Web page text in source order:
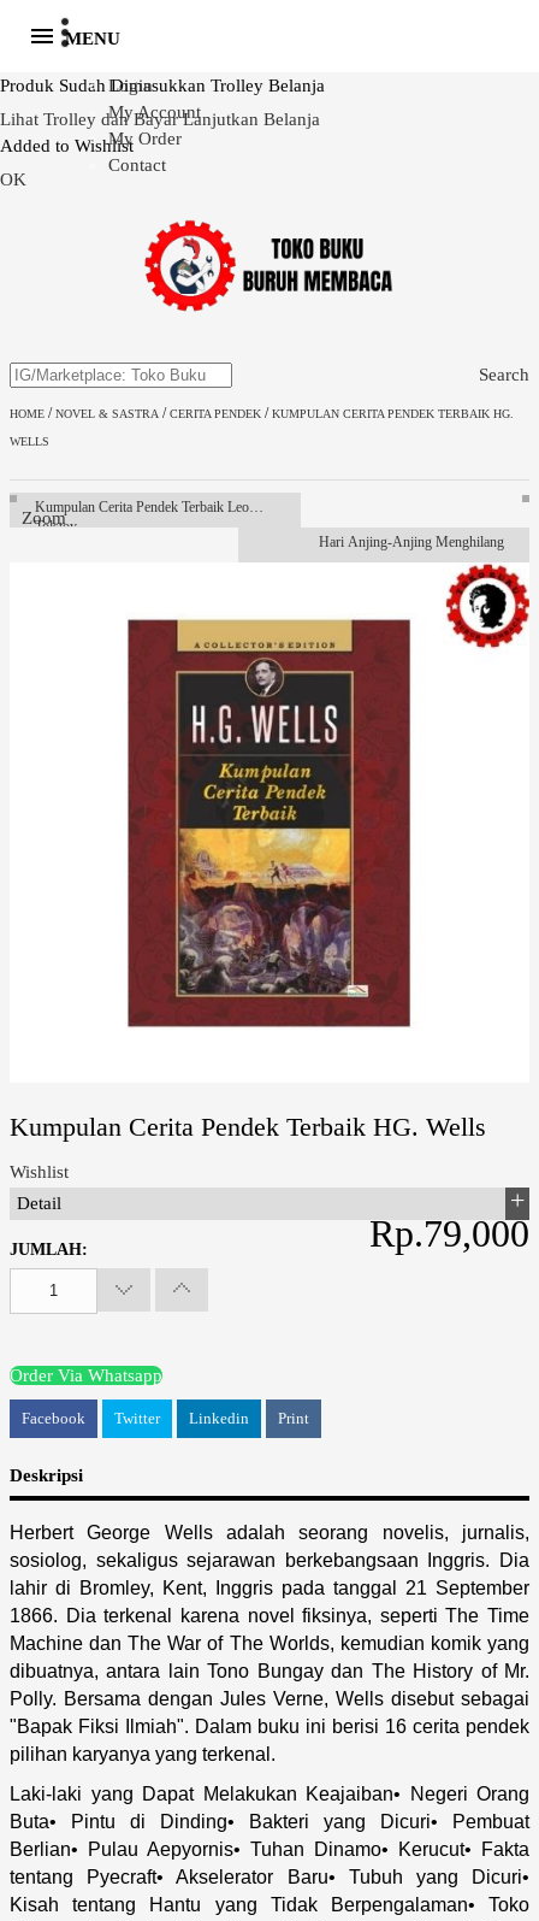
Produk Sudah Dimasukkan Trolley Belanja
Lihat Trolley dan Bayar Lanjutkan Belanja
Added to Wishlist
OK
MENU
Login
My Account
My Order
Contact
Search
HOME /NOVEL & SASTRA /CERITA PENDEK /KUMPULAN CERITA PENDEK TERBAIK HG.
WELLS
Kumpulan Cerita Pendek Terbaik Leo
Tolstoy
Hari Anjing-Anjing Menghilang
Zoom
Kumpulan Cerita Pendek Terbaik HG. Wells
Wishlist
Detail
Rp.79,000
JUMLAH:
Order Via Whatsapp
Facebook Twitter Linkedin Print
Deskripsi
Herbert George Wells adalah seorang novelis, jurnalis,
sosiolog, sekaligus sejarawan berkebangsaan Inggris. Dia
lahir di Bromley, Kent, Inggris pada tanggal 21 September
1866. Dia terkenal karena novel fiksinya, seperti The Time
Machine dan The War of The Worlds, kemudian komik yang
dibuatnya, antara lain Tono Bungay dan The History of Mr.
Polly. Bersama dengan Jules Verne, Wells disebut sebagai
"Bapak Fiksi Ilmiah". Dalam buku ini berisi 16 cerita pendek
pilihan karyanya yang terkenal.
Laki-laki yang Dapat Melakukan Keajaiban• Negeri Orang
Buta• Pintu di Dinding• Bakteri yang Dicuri• Pembuat
Berlian• Pulau Aepyornis• Tuhan Dinamo• Kerucut• Fakta
tentang Pyecraft• Akselerator Baru• Tubuh yang Dicuri•
Kisah tentang Hantu yang Tidak Berpengalaman• Toko